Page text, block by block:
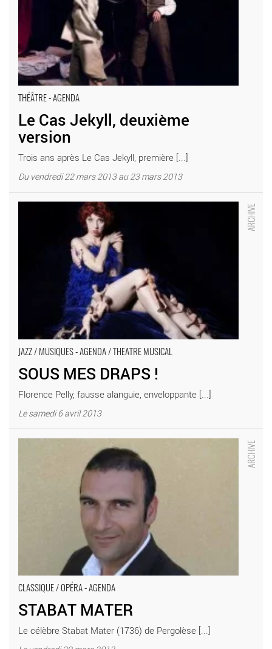
THÉÂTRE - AGENDA
Le Cas Jekyll, deuxième
version
Trois ans après Le Cas Jekyll, première [...]
Du vendredi 22 mars 2013 au 23 mars 2013
JAZZ / MUSIQUES - AGENDA / THEATRE MUSICAL
SOUS MES DRAPS !
Florence Pelly, fausse alanguie, enveloppante [...]
Le samedi 6 avril 2013
THEATRE JEAN VILAR-SURESNES
CLASSIQUE / OPÉRA - AGENDA
STABAT MATER
Le célèbre Stabat Mater (1736) de Pergolèse [...]
THEATRE JEAN VILAR-SURESNES